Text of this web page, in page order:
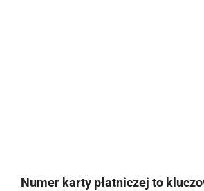
Numer karty płatniczej to